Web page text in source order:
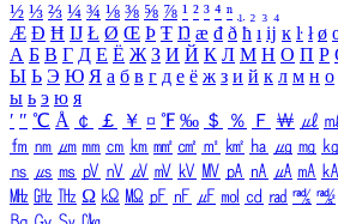
½ ⅓ ⅔ ¼ ¾ ⅛ ⅜ ⅝ ⅞ ¹ ² ³ ⁴ ⁿ ₁ ₂ ₃ ₄
Æ Ð Ħ Ĳ Ł Ø Œ Þ Ŧ Ŋ æ đ ð ħ ı ĳ ĸ ŀ ł ø
А Б В Г Д Е Ё Ж З И Й К Л М Н О П Р
Ы Ь Э Ю Я а б в г д е ё ж з и й к л м н о
ы ь э ю я
′ ″ ℃ Å ￠ ￡ ￥ ¤ ℉ ‰ ＄ ％ Ｆ ￦ ㎕
㎙ ㎚ ㎛ ㎜ ㎝ ㎞ ㎟ ㎠ ㎡ ㎢ ㏊ ㎍ ㎎ ㎏
㎱ ㎲ ㎳ ㎴ ㎵ ㎶ ㎷ ㎸ ㎹ ㎀ ㎁ ㎂ ㎃ ㎄
㎒ ㎓ ㎔ Ω ㏀ ㏁ ㎊ ㎋ ㎌ ㏖ ㏅ ㎭ ㎮ ㎯